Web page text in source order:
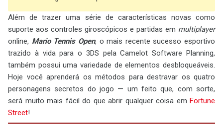
Além de trazer uma série de características novas como
suporte aos controles giroscópicos e partidas em multiplayer
online, Mario Tennis Open, o mais recente sucesso esportivo
trazido à vida para o 3DS pela Camelot Software Planning,
também possui uma variedade de elementos desbloqueáveis.
Hoje você aprenderá os métodos para destravar os quatro
personagens secretos do jogo — um feito que, com sorte,
será muito mais fácil do que abrir qualquer coisa em Fortune
Street!